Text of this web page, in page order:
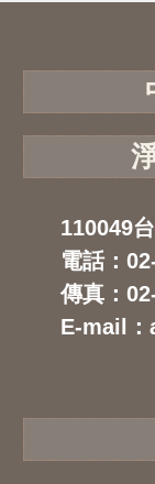
110049
電話：
傳真：
E-mail